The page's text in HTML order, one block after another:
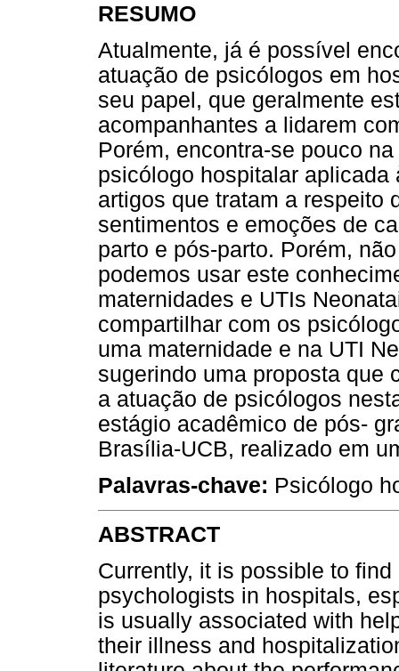
RESUMO
Atualmente, já é possível
atuação de psicólogos em
seu papel, que geralmente
acompanhantes a lidarem
Porém, encontra-se pouco
psicólogo hospitalar
artigos que tratam a respeito
sentimentos e emoções de
parto e pós-parto. Porém,
podemos usar este
maternidades e UTIs
compartilhar com os
uma maternidade e na UTI
sugerindo uma proposta que
a atuação de psicólogos
estágio acadêmico de pós-
Brasília-UCB, realizado em
Palavras-chave: Psicólogo
ABSTRACT
Currently, it is possible to
psychologists in hospitals,
is usually associated with
their illness and